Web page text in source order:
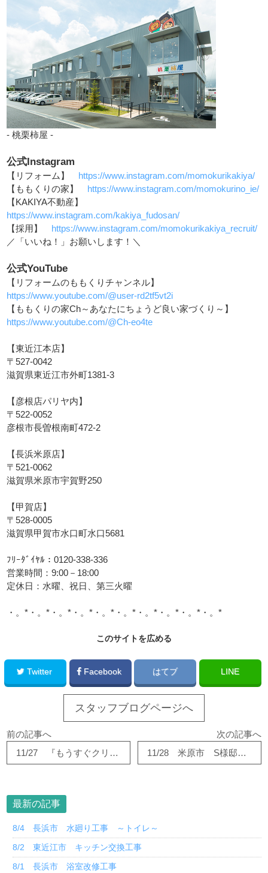
- 桃栗柿屋 -
公式Instagram
【リフォーム】
https://www.instagram.com/momokurikakiya/
【ももくりの家】
https://www.instagram.com/momokurino_ie/
【KAKIYA不動産】
https://www.instagram.com/kakiya_fudosan/
【採用】
https://www.instagram.com/momokurikakiya_recruit/
／「いいね！」お願いします！＼
公式YouTube
【リフォームのももくりチャンネル】
https://www.youtube.com/@user-rd2tf5vt2i
【ももくりの家Ch～あなたにちょうど良い家づくり～】
https://www.youtube.com/@Ch-eo4te
【東近江本店】
〒527-0042
滋賀県東近江市外町1381-3
【彦根店パリヤ内】
〒522-0052
彦根市長曽根南町472-2
【長浜米原店】
〒521-0062
滋賀県米原市宇賀野250
【甲賀店】
〒528-0005
滋賀県甲賀市水口町水口5681
ﾌﾘｰﾀﾞｲﾔﾙ：0120-338-336
営業時間：9:00－18:00
定休日：水曜、祝日、第三火曜
・。*・。*・。*・。*・。*・。*・。*・。*・。*・。*
このサイトを広める
Twitter Facebook はてブ LINE
スタッフブログページへ
前の記事へ
11/27 『もうすぐクリスマス☆』
次の記事へ
11/28 米原市 S様邸 ドアノブ交換
最新の記事
8/4 長浜市 水廻り工事 ～トイレ～
8/2 東近江市 キッチン交換工事
8/1 長浜市 浴室改修工事